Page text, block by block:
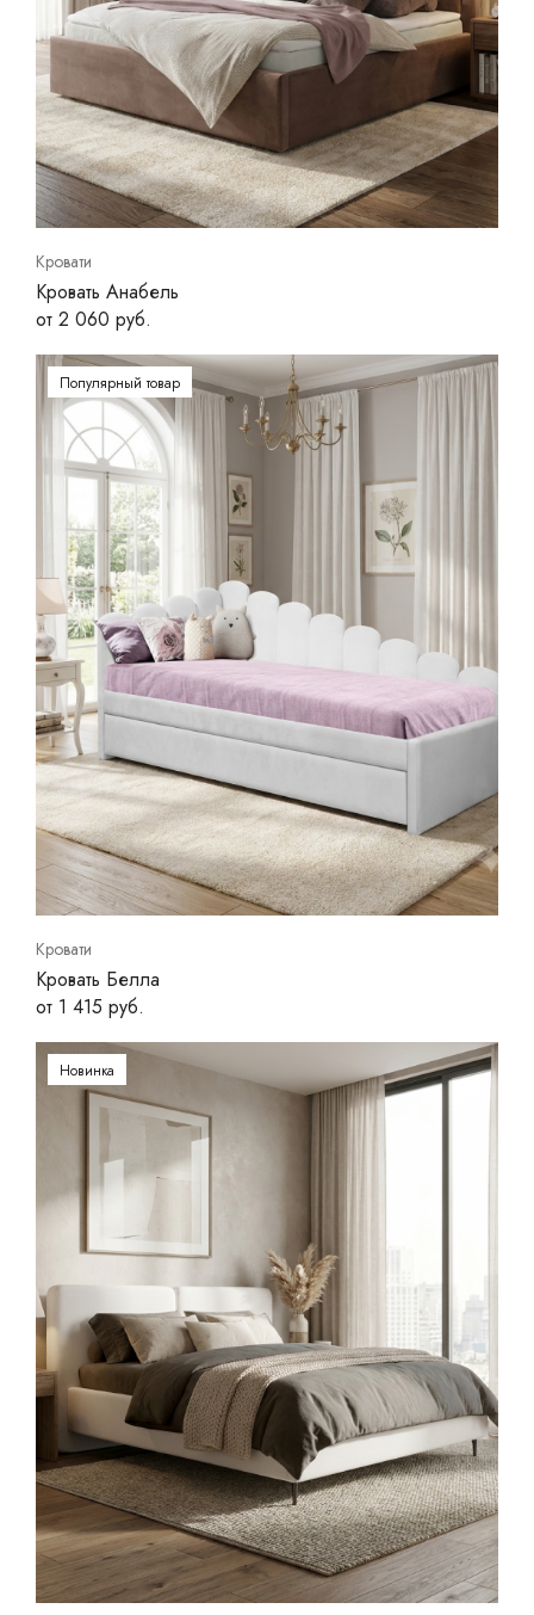
Кровати
Кровать Анабель
от 2 060 руб.
Кровати
Кровать Белла
от 1 415 руб.
Популярный товар
Новинка